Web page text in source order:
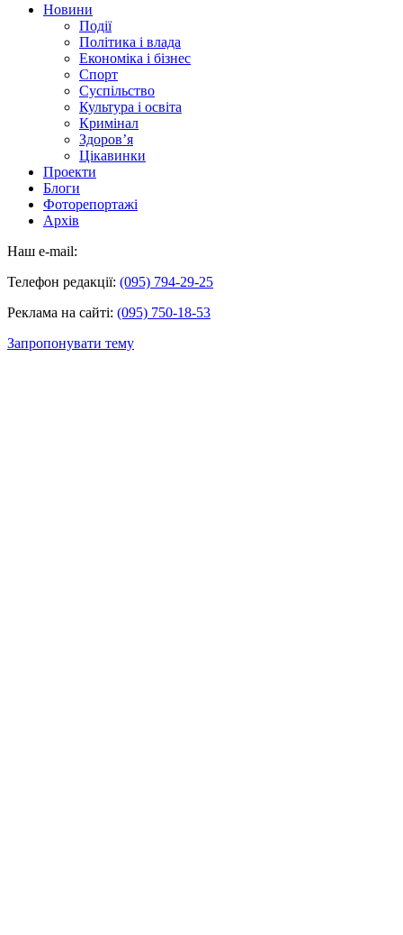
Новини
Події
Політика і влада
Економіка і бізнес
Спорт
Суспільство
Культура і освіта
Кримінал
Здоров’я
Цікавинки
Проекти
Блоги
Фоторепортажі
Архів
Наш e-mail:
Телефон редакції: (095) 794-29-25
Реклама на сайті: (095) 750-18-53
Запропонувати тему